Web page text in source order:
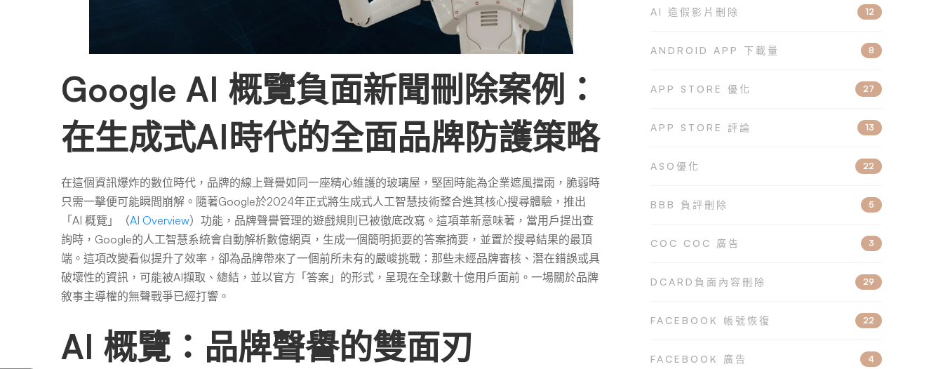
牌
受
損
Google AI 概覽負面新聞刪除案例：
在生成式AI時代的全面品牌防護策略
在這個資訊爆炸的數位時代，品牌的線上聲譽如同一座精心維護的玻璃屋，堅固時能為企業遮風擋雨，脆弱時
只需一擊便可能瞬間崩解。隨著Google於2024年正式將生成式人工智慧技術整合進其核心搜尋體驗，推出
「AI 概覽」（AI Overview）功能，品牌聲譽管理的遊戲規則已被徹底改寫。這項革新意味著，當用戶提出查
詢時，Google的人工智慧系統會自動解析數億網頁，生成一個簡明扼要的答案摘要，並置於搜尋結果的最頂
端。這項改變看似提升了效率，卻為品牌帶來了一個前所未有的嚴峻挑戰：那些未經品牌審核、潛在錯誤或具
破壞性的資訊，可能被AI擷取、總結，並以官方「答案」的形式，呈現在全球數十億用戶面前。一場關於品牌
敘事主導權的無聲戰爭已經打響。
AI 概覽：品牌聲譽的雙面刃
AI 造假影片刪除 12
ANDROID APP 下載量 8
APP STORE 優化 27
APP STORE 評論 13
ASO優化 22
BBB 負評刪除 5
COC COC 廣告 3
DCARD負面內容刪除 29
FACEBOOK 帳號恢復 22
FACEBOOK 廣告 4